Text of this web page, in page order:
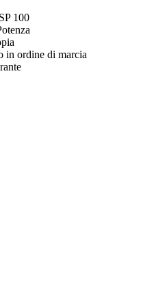
100
in ordine di marcia